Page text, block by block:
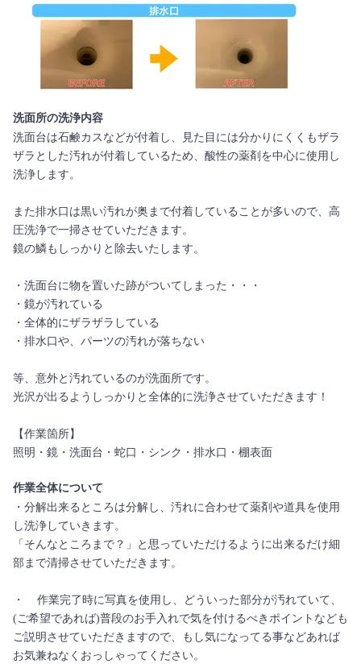
洗面所の洗浄内容
洗面台は石鹸カスなどが付着し、見た目には分かりにくくもザラ
ザラとした汚れが付着しているため、酸性の薬剤を中心に使用し
洗浄します。
また排水口は黒い汚れが奥まで付着していることが多いので、高
圧洗浄で一掃させていただきます。
鏡の鱗もしっかりと除去いたします。
・洗面台に物を置いた跡がついてしまった・・・
・鏡が汚れている
・全体的にザラザラしている
・排水口や、パーツの汚れが落ちない
等、意外と汚れているのが洗面所です。
光沢が出るようしっかりと全体的に洗浄させていただきます！
【作業箇所】
照明・鏡・洗面台・蛇口・シンク・排水口・棚表面
作業全体について
・分解出来るところは分解し、汚れに合わせて薬剤や道具を使用
し洗浄していきます。
「そんなところまで？」と思っていただけるように出来るだけ細
部まで清掃させていただきます。
・ 作業完了時に写真を使用し、どういった部分が汚れていて、
(ご希望であれば)普段のお手入れで気を付けるべきポイントなども
ご説明させていただきますので、もし気になってる事などあれば
お気兼ねなくおっしゃってください。